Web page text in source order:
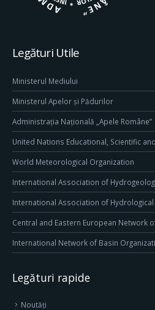
Legături Utile
Ministerul Mediului
Ministerul Apelor și Pădurilor
Administrația Națională „Apele Române”
United Nations Educational, Scientific
World Meteorological Organization
International Association of
International Association of Hydrological
Central and Eastern European Network
International Network of Basin
Legături rapide
Noutăți